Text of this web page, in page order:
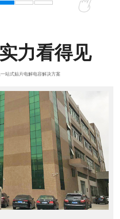
力看得见
站式贴片电解电容解决方案